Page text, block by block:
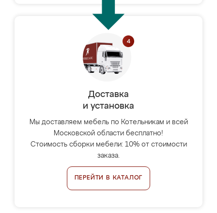
Доставка
и установка
Мы доставляем мебель по Котельникам и всей
Московской области бесплатно!
Стоимость сборки мебели: 10% от стоимости
заказа.
ПЕРЕЙТИ В КАТАЛОГ